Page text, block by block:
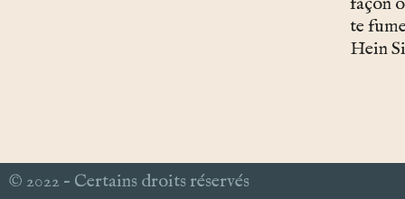
te
Hein
© 2022 – Certains droits réservés